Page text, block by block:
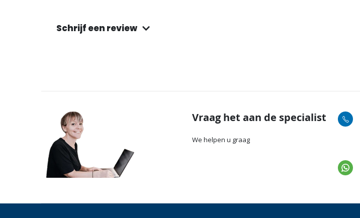
Schrijf een review
Vraag het aan de specialist
We helpen u graag